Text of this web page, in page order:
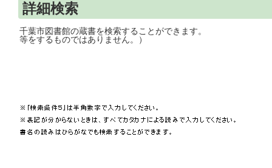
詳細検索
千葉市図書館の蔵書を検索することがで
等をするものではありません。）